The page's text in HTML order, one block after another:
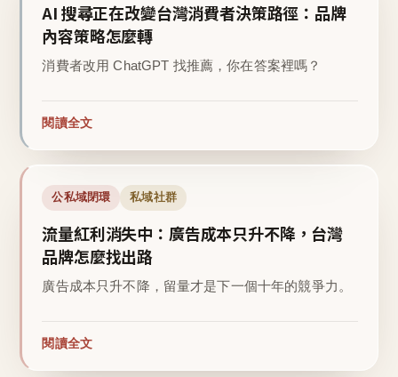
AI 搜尋正在改變台灣消費者決策路徑：品牌
內容策略怎麼轉
消費者改用 ChatGPT 找推薦，你在答案裡嗎？
閱讀全文
公私域閉環 私域社群
流量紅利消失中：廣告成本只升不降，台灣
品牌怎麼找出路
廣告成本只升不降，留量才是下一個十年的競爭力。
閱讀全文